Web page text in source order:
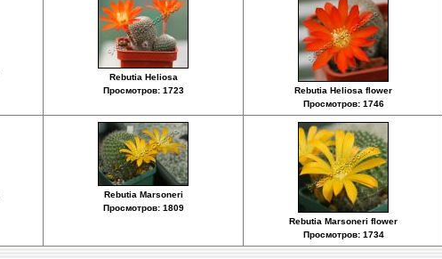
Rebutia Heliosa
Просмотров: 1723
Rebutia Heliosa flower
Просмотров: 1746
Rebutia Marsoneri
Просмотров: 1809
Rebutia Marsoneri flower
Просмотров: 1734